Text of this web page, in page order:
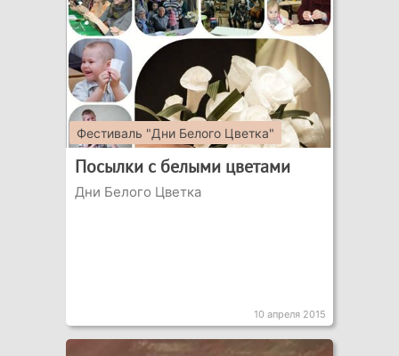
Фестиваль "Дни Белого Цветка"
Посылки с белыми цветами
Дни Белого Цветка
10 апреля 2015